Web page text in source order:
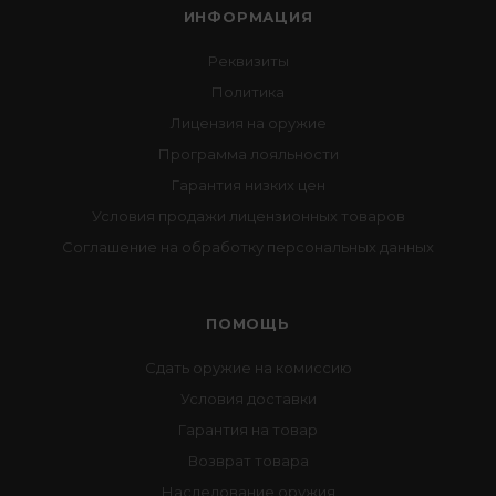
ИНФОРМАЦИЯ
Реквизиты
Политика
Лицензия на оружие
Программа лояльности
Гарантия низких цен
Условия продажи лицензионных товаров
Соглашение на обработку персональных данных
ПОМОЩЬ
Сдать оружие на комиссию
Условия доставки
Гарантия на товар
Возврат товара
Наследование оружия